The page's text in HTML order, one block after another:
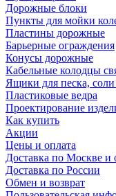
Дорожные блоки
Пункты для мойки
Пластины дорожные
Барьерные ограждения
Конусы дорожные
Кабельные колодцы
Ящики для песка, соли
Пластиковые ведра
Проектирование
Как купить
Акции
Цены и оплата
Доставка по Москве и
Доставка по России
Обмен и возврат